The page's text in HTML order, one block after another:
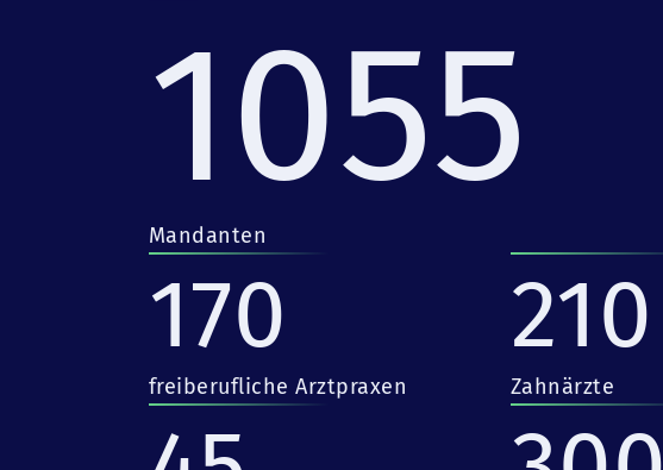
1055
Mandanten
170
freiberufliche Arztpraxen
210
Zahnärzte